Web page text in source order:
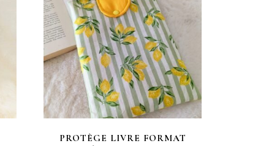
PROTÈGE LIVRE FORMAT